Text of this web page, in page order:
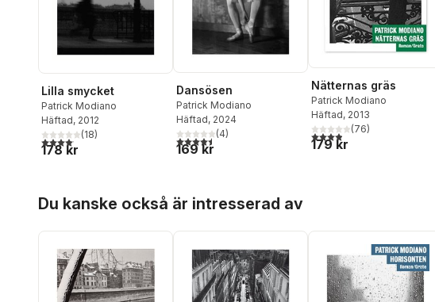
Lilla smycket
Patrick Modiano
Häftad, 2012
4,1utav 5 stjärnor. Totalt antal röster:
(18)
178 kr
Dansösen
Patrick Modiano
Häftad, 2024
4,5utav 5 stjärnor. Totalt antal röster:
(4)
169 kr
Nätternas gräs
Patrick Modiano
Häftad, 2013
3,9utav 5 stjärnor. Totalt
(76)
179 kr
Du kanske också är intresserad av